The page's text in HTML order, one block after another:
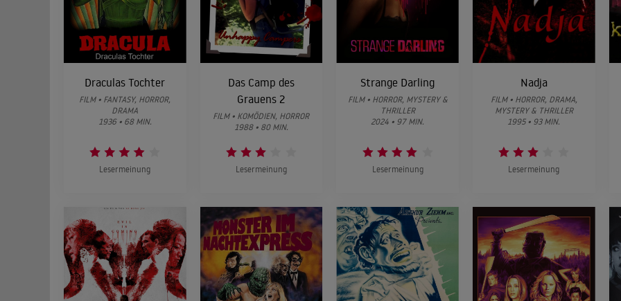
Draculas Tochter
FILM • FANTASY, HORROR,
DRAMA
1936 • 68 MIN.
Lesermeinung
Das Camp des
Grauens 2
FILM • KOMÖDIEN, HORROR
1988 • 80 MIN.
Lesermeinung
Strange Darling
FILM • HORROR, MYSTERY &
THRILLER
2024 • 97 MIN.
Lesermeinung
Nadja
FILM • HORROR, DRAMA,
MYSTERY & THRILLER
1995 • 93 MIN.
Lesermeinung